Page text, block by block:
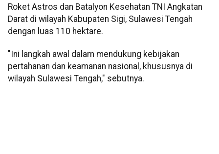
Roket Astros dan Batalyon Kesehatan TNI Angkatan
Darat di wilayah Kabupaten Sigi, Sulawesi Tengah
dengan luas 110 hektare.
"Ini langkah awal dalam mendukung kebijakan
pertahanan dan keamanan nasional, khususnya di
wilayah Sulawesi Tengah," sebutnya.